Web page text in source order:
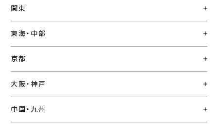
関東
東海・中部
京都
大阪・神戸
中国・九州